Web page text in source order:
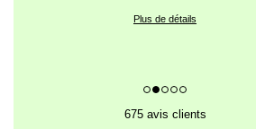
Plus de détails
675 avis clients